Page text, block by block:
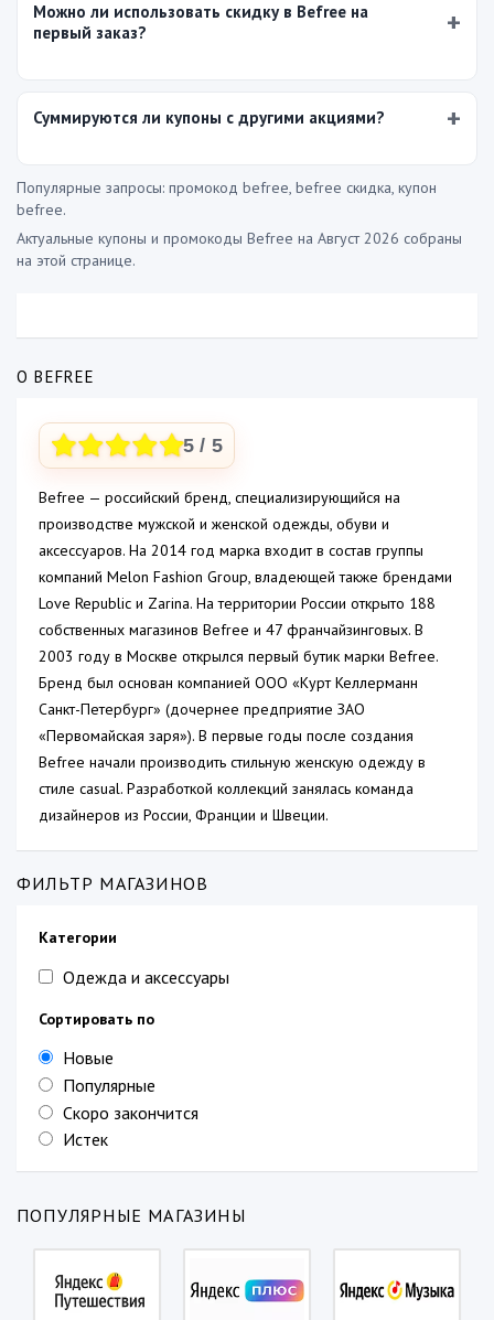
Можно ли использовать скидку в Befree на
первый заказ?
Суммируются ли купоны с другими акциями?
Популярные запросы: промокод befree, befree скидка, купон
befree.
Актуальные купоны и промокоды Befree на Август 2026 собраны
на этой странице.
О BEFREE
5 / 5
Befree — российский бренд, специализирующийся на
производстве мужской и женской одежды, обуви и
аксессуаров. На 2014 год марка входит в состав группы
компаний Melon Fashion Group, владеющей также брендами
Love Republic и Zarina. На территории России открыто 188
собственных магазинов Befree и 47 франчайзинговых. В
2003 году в Москве открылся первый бутик марки Befree.
Бренд был основан компанией ООО «Курт Келлерманн
Санкт-Петербург» (дочернее предприятие ЗАО
«Первомайская заря»). В первые годы после создания
Befree начали производить стильную женскую одежду в
стиле casual. Разработкой коллекций занялась команда
дизайнеров из России, Франции и Швеции.
ФИЛЬТР МАГАЗИНОВ
Категории
Одежда и аксессуары
Сортировать по
Новые
Популярные
Скоро закончится
Истек
ПОПУЛЯРНЫЕ МАГАЗИНЫ